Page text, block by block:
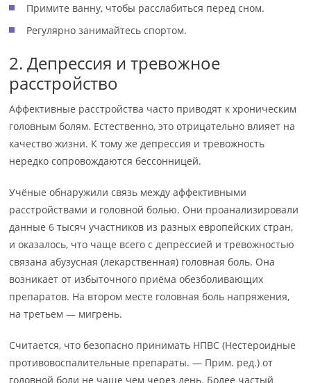
Примите ванну, чтобы расслабиться перед сном.
Регулярно занимайтесь спортом.
2. Депрессия и тревожное
расстройство
Аффективные расстройства часто приводят к хроническим
головным болям. Естественно, это отрицательно влияет на
качество жизни. К тому же депрессия и тревожность
нередко сопровождаются бессонницей.
Учёные обнаружили связь между аффективными
расстройствами и головной болью. Они проанализировали
данные 6 тысяч участников из разных европейских стран,
и оказалось, что чаще всего с депрессией и тревожностью
связана абузусная (лекарственная) головная боль. Она
возникает от избыточного приёма обезболивающих
препаратов. На втором месте головная боль напряжения,
на третьем — мигрень.
Считается, что безопасно принимать НПВС (Нестероидные
противовоспалительные препараты. — Прим. ред.) от
головной боли не чаще чем через день. Более частый